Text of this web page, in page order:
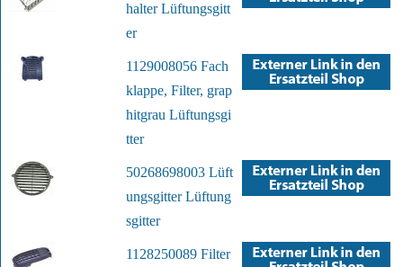
halter Lüftungsgitt
er
1129008056 Fach
klappe, Filter, grap
hitgrau Lüftungsgi
tter
50268698003 Lüft
ungsgitter Lüftung
sgitter
1128250089 Filter